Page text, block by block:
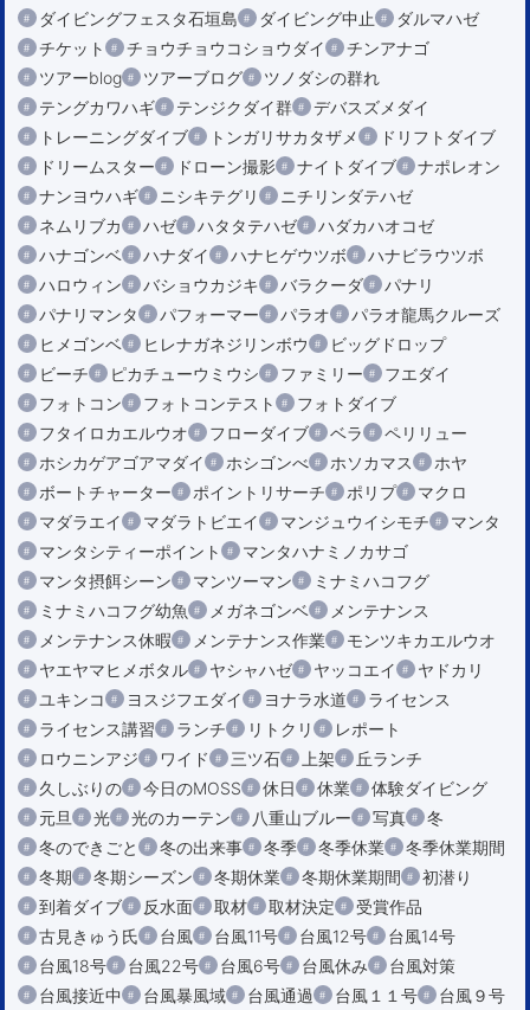
ダイビングフェスタ石垣島
ダイビング中止
ダルマハゼ
チケット
チョウチョウコショウダイ
チンアナゴ
ツアーblog
ツアーブログ
ツノダシの群れ
テングカワハギ
テンジクダイ群
デバスズメダイ
トレーニングダイブ
トンガリサカタザメ
ドリフトダイブ
ドリームスター
ドローン撮影 ナイトダイブ
ナポレオン
ナンヨウハギ
ニシキテグリ
ニチリンダテハゼ
ネムリブカ
ハゼ ハタタテハゼ
ハダカハオコゼ
ハナゴンベ
ハナダイ ハナヒゲウツボ
ハナビラウツボ
ハロウィン
バショウカジキ バラクーダ
パナリ
パナリマンタ
パフォーマー パラオ
パラオ龍馬クルーズ
ヒメゴンベ
ヒレナガネジリンボウ
ビッグドロップ
ビーチ
ピカチューウミウシ ファミリー
フエダイ
フォトコン
フォトコンテスト
フォトダイブ
フタイロカエルウオ
フローダイブ ベラ
ペリリュー
ホシカゲアゴアマダイ
ホシゴンべ ホソカマス
ホヤ
ボートチャーター
ポイントリサーチ ポリプ
マクロ
マダラエイ
マダラトビエイ マンジュウイシモチ
マンタ
マンタシティーポイント
マンタハナミノカサゴ
マンタ摂餌シーン
マンツーマン
ミナミハコフグ
ミナミハコフグ幼魚
メガネゴンベ
メンテナンス
メンテナンス休暇
メンテナンス作業
モンツキカエルウオ
ヤエヤマヒメボタル
ヤシャハゼ ヤッコエイ
ヤドカリ
ユキンコ
ヨスジフエダイ ヨナラ水道
ライセンス
ライセンス講習
ランチ リトクリ
レポート
ロウニンアジ
ワイド 三ツ石 上架
丘ランチ
久しぶりの
今日のMOSS 休日 休業
体験ダイビング
元旦
光 光のカーテン 八重山ブルー 写真
冬
冬のできごと
冬の出来事 冬季 冬季休業
冬季休業期間
冬期
冬期シーズン 冬期休業 冬期休業期間
初潜り
到着ダイブ
反水面 取材 取材決定
受賞作品
古見きゅう氏
台風 台風11号 台風12号
台風14号
台風18号
台風22号 台風6号 台風休み
台風対策
台風接近中
台風暴風域 台風通過 台風１１号
台風９号